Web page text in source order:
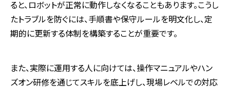
ると、ロボットが正常に動作しなくなることもあります。こうし
たトラブルを防ぐには、手順書や保守ルールを明文化し、定
期的に更新する体制を構築することが重要です。
また、実際に運用する人に向けては、操作マニュアルやハン
ズオン研修を通じてスキルを底上げし、現場レベルでの対応